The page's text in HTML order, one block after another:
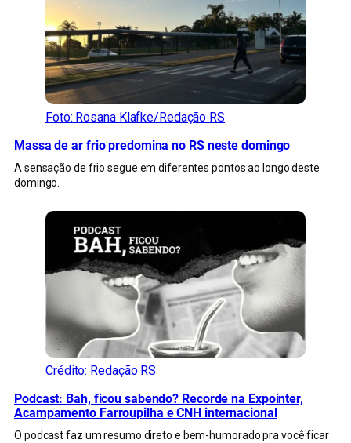
Foto: Rosana Klafke/Redação RS
Massa de ar frio predomina no RS neste domingo
A sensação de frio segue em diferentes pontos ao longo deste
domingo.
Crédito: Redação RS
Podcast: Bah, ficou sabendo? Recorde na Expointer,
Acampamento Farroupilha e CNH internacional
O podcast faz um resumo direto e bem-humorado pra você ficar